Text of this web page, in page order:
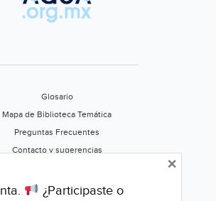
Glosario
Mapa de Biblioteca Temática
Preguntas Frecuentes
Contacto y sugerencias
Califica este portal
¿Participaste o
×